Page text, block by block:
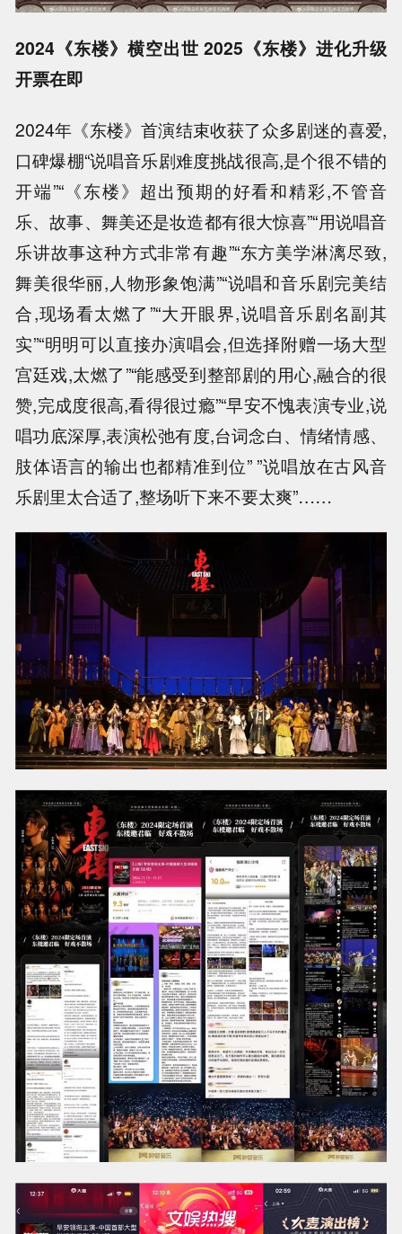
2024《东楼》横空出世 2025《东楼》进化升级
开票在即
2024年《东楼》首演结束收获了众多剧迷的喜爱,
口碑爆棚“说唱音乐剧难度挑战很高,是个很不错的
开端”“《东楼》超出预期的好看和精彩,不管音
乐、故事、舞美还是妆造都有很大惊喜”“用说唱音
乐讲故事这种方式非常有趣”“东方美学淋漓尽致,
舞美很华丽,人物形象饱满”“说唱和音乐剧完美结
合,现场看太燃了”“大开眼界,说唱音乐剧名副其
实”“明明可以直接办演唱会,但选择附赠一场大型
宫廷戏,太燃了”“能感受到整部剧的用心,融合的很
赞,完成度很高,看得很过瘾”“早安不愧表演专业,说
唱功底深厚,表演松弛有度,台词念白、情绪情感、
肢体语言的输出也都精准到位” ”说唱放在古风音
乐剧里太合适了,整场听下来不要太爽”……